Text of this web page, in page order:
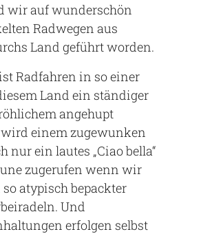
wir auf wunderschön
Radwegen aus
Land geführt worden.
Radfahren in so einer
Land ein ständiger
angehupt
einem zugewunken
nur ein lautes „Ciao bella“
zugerufen wenn wir
atypisch bepackter
Und
erfolgen selbst